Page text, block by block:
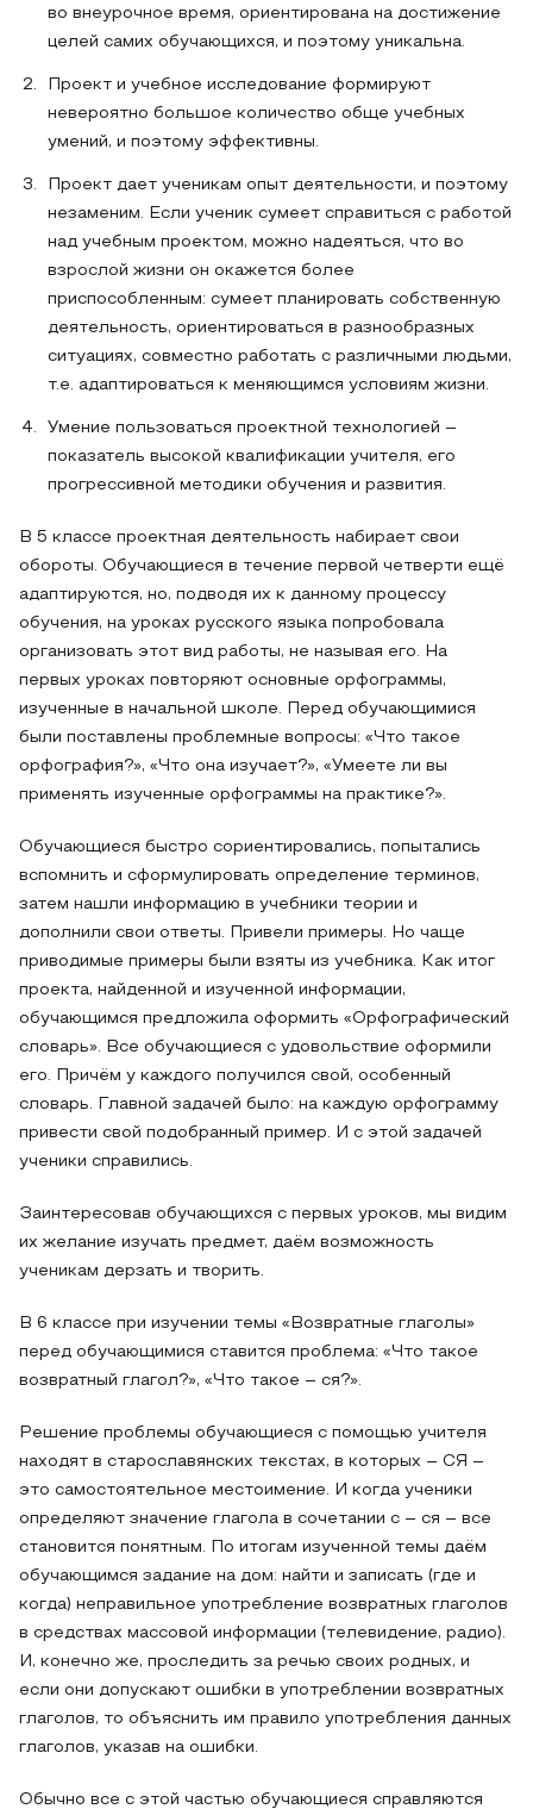
во внеурочное время, ориентирована на достижение
целей самих обучающихся, и поэтому уникальна.
Проект и учебное исследование формируют
невероятно большое количество обще учебных
умений, и поэтому эффективны.
Проект дает ученикам опыт деятельности, и поэтому
незаменим. Если ученик сумеет справиться с работой
над учебным проектом, можно надеяться, что во
взрослой жизни он окажется более
приспособленным: сумеет планировать собственную
деятельность, ориентироваться в разнообразных
ситуациях, совместно работать с различными людьми,
т.е. адаптироваться к меняющимся условиям жизни.
Умение пользоваться проектной технологией –
показатель высокой квалификации учителя, его
прогрессивной методики обучения и развития.
В 5 классе проектная деятельность набирает свои
обороты. Обучающиеся в течение первой четверти ещё
адаптируются, но, подводя их к данному процессу
обучения, на уроках русского языка попробовала
организовать этот вид работы, не называя его. На
первых уроках повторяют основные орфограммы,
изученные в начальной школе. Перед обучающимися
были поставлены проблемные вопросы: «Что такое
орфография?», «Что она изучает?», «Умеете ли вы
применять изученные орфограммы на практике?».
Обучающиеся быстро сориентировались, попытались
вспомнить и сформулировать определение терминов,
затем нашли информацию в учебники теории и
дополнили свои ответы. Привели примеры. Но чаще
приводимые примеры были взяты из учебника. Как итог
проекта, найденной и изученной информации,
обучающимся предложила оформить «Орфографический
словарь». Все обучающиеся с удовольствие оформили
его. Причём у каждого получился свой, особенный
словарь. Главной задачей было: на каждую орфограмму
привести свой подобранный пример. И с этой задачей
ученики справились.
Заинтересовав обучающихся с первых уроков, мы видим
их желание изучать предмет, даём возможность
ученикам дерзать и творить.
В 6 классе при изучении темы «Возвратные глаголы»
перед обучающимися ставится проблема: «Что такое
возвратный глагол?», «Что такое – ся?».
Решение проблемы обучающиеся с помощью учителя
находят в старославянских текстах, в которых – СЯ –
это самостоятельное местоимение. И когда ученики
определяют значение глагола в сочетании с – ся – все
становится понятным. По итогам изученной темы даём
обучающимся задание на дом: найти и записать (где и
когда) неправильное употребление возвратных глаголов
в средствах массовой информации (телевидение, радио).
И, конечно же, проследить за речью своих родных, и
если они допускают ошибки в употреблении возвратных
глаголов, то объяснить им правило употребления данных
глаголов, указав на ошибки.
Обычно все с этой частью обучающиеся справляются